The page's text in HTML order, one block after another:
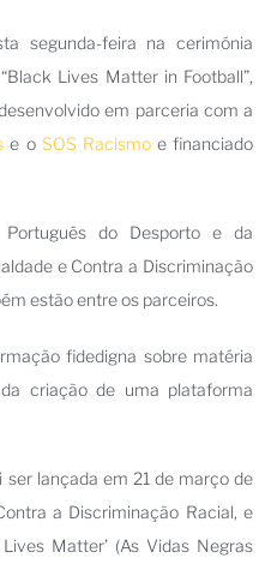
segunda-feira na cerimónia
Lives Matter in Football”,
em parceria com a
e o SOS Racismo e financiado
do Desporto e da
e Contra a Discriminação
estão entre os parceiros.
fidedigna sobre matéria
criação de uma plataforma
lançada em 21 de março de
a Discriminação Racial, e
Matter’ (As Vidas Negras